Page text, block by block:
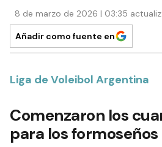
8 de marzo de 2026 | 03:35
Añadir como fuente en
Liga de Voleibol Argentina
Comenzaron los
para los formoseños